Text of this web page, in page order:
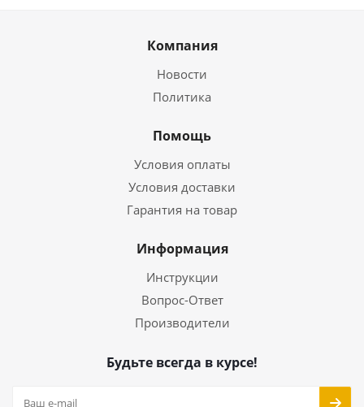
Компания
Новости
Политика
Помощь
Условия оплаты
Условия доставки
Гарантия на товар
Информация
Инструкции
Вопрос-Ответ
Производители
Будьте всегда в курсе!